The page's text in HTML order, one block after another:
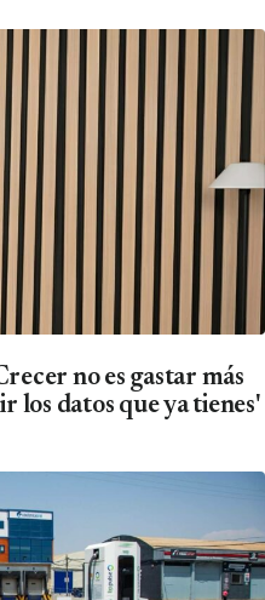
no es gastar más
los datos que ya tienes'